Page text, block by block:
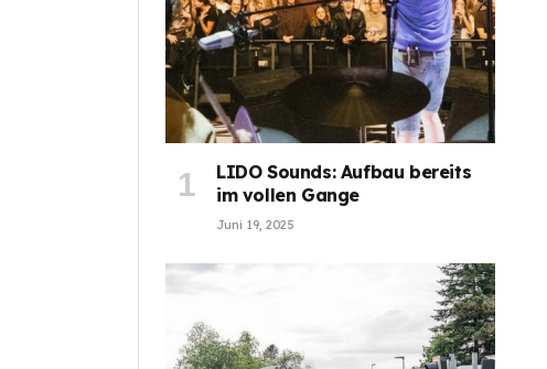
LIDO Sounds: Aufbau bereits
im vollen Gange
Juni 19, 2025